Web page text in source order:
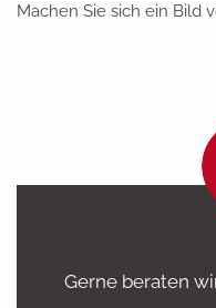
Machen Sie sich ein Bild
Gerne beraten